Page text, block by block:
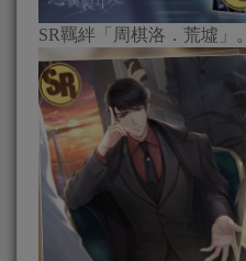
SR羈絆「周棋洛．荒墟」。